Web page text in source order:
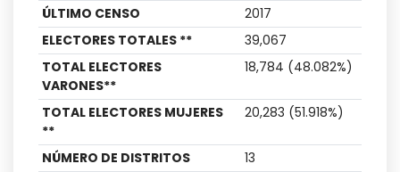
ÚLTIMO CENSO
2017
ELECTORES TOTALES **
39,067
TOTAL ELECTORES
VARONES**
18,784 (48.082%)
TOTAL ELECTORES MUJERES
**
20,283 (51.918%)
NÚMERO DE DISTRITOS
13